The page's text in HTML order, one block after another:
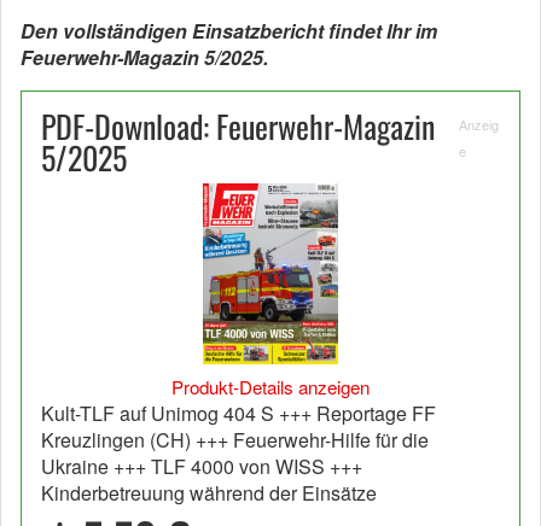
Den vollständigen Einsatzbericht findet Ihr im
Feuerwehr-Magazin 5/2025.
PDF-Download: Feuerwehr-Magazin
5/2025
Anzeig
e
Produkt-Details anzeigen
Kult-TLF auf Unimog 404 S +++ Reportage FF
Kreuzlingen (CH) +++ Feuerwehr-Hilfe für die
Ukraine +++ TLF 4000 von WISS +++
Kinderbetreuung während der Einsätze